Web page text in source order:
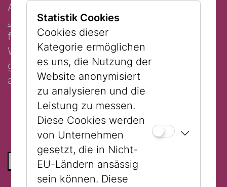
Ausstellung
Juden? Über Hautfarben und Vorurteile"
für Schüler:innen ab 12 Jahren an. Warum?
Weil es in dieser Ausstellung ums Schauen
geht und darum, wie wir uns selbst und
andere anschauen.
ZURÜCK ZUR LISTE
Statistik Cookies
Cookies dieser
Kategorie ermöglichen
es uns, die Nutzung der
Website anonymisiert
zu analysieren und die
Leistung zu messen.
Diese Cookies werden
von Unternehmen
gesetzt, die in Nicht-
EU-Ländern ansässig
sein können. Diese